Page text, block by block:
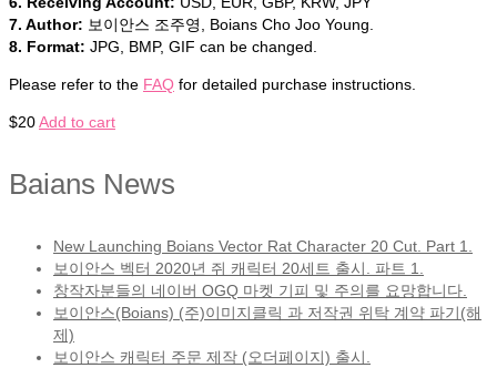
7. Author: 보이안스 조주영, Boians Cho Joo Young.
8. Format: JPG, BMP, GIF can be changed.
Please refer to the FAQ for detailed purchase instructions.
$20Add to cart
Baians News
New Launching Boians Vector Rat Character 20 Cut. Part 1.
보이안스 벡터 2020년 쥐 캐릭터 20세트 출시. 파트 1.
창작자분들의 네이버 OGQ 마켓 기피 및 주의를 요망합니다.
보이안스(Boians) (주)이미지클릭 과 저작권 위탁 계약 파기(해
제)
보이안스 캐릭터 주문 제작 (오더페이지) 출시.